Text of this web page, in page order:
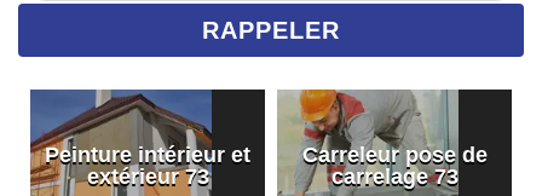
Peinture intérieur et
extérieur 73
Carreleur pose de
carrelage 73